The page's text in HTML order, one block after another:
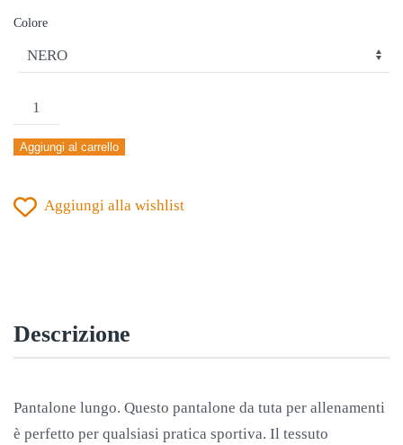
Colore
PANTALONE
JOMA
OLIMPIADA
ROSSO
Aggiungi al carrello
Aggiungi alla wishlist
Descrizione
Pantalone lungo. Questo pantalone da tuta per allenamenti
è perfetto per qualsiasi pratica sportiva. Il tessuto